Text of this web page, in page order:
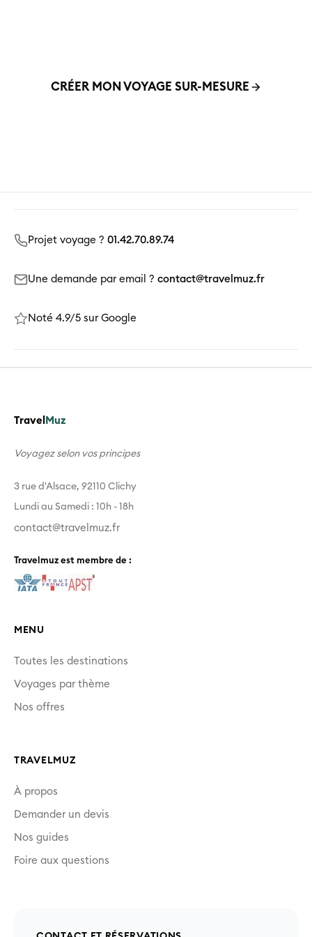
CRÉER MON VOYAGE SUR-MESURE
Projet voyage ? 01.42.70.89.74
Une demande par email ? contact@travelmuz.fr
Noté 4.9/5 sur Google
Travel Muz
Voyagez selon vos principes
3 rue d'Alsace, 92110 Clichy
Lundi au Samedi : 10h - 18h
contact@travelmuz.fr
Travelmuz est membre de :
MENU
Toutes les destinations
Voyages par thème
Nos offres
TRAVELMUZ
À propos
Demander un devis
Nos guides
Foire aux questions